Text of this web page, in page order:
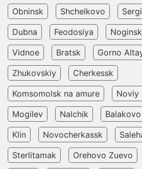
Obninsk
Shchelkovo
Dubna
Feodosiya Noginsk
Vidnoe
Bratsk
Gorno
Zhukovskiy
Cherkessk
Komsomolsk na amure
Noviy
Mogilev
Nalchik Balakovo
Klin
Novocherkassk
Sterlitamak
Orehovo Zuevo